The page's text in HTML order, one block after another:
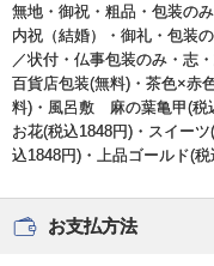
無地・御祝・粗品・包装の
内祝（結婚）・御礼・包装
／状付・仏事包装のみ・志
百貨店包装(無料)・茶色×赤
料)・風呂敷 麻の葉亀甲(税
お花(税込1848円)・スイー
込1848円)・上品ゴールド(税
お支払方法